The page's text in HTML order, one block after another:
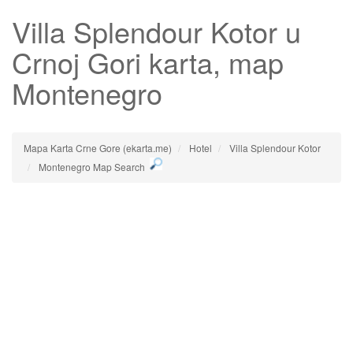
Villa Splendour Kotor u
Crnoj Gori karta, map
Montenegro
Mapa Karta Crne Gore (ekarta.me) Hotel
Villa Splendour Kotor
Montenegro Map Search